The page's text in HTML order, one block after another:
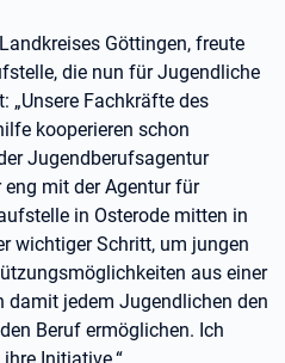
Göttingen, freute
die nun für Jugendliche
„Unsere Fachkräfte des
kooperieren schon
Jugendberufsagentur
mit der Agentur für
in Osterode mitten in
wichtiger Schritt, um jungen
aus einer
damit jedem Jugendlichen den
Beruf ermöglichen. Ich